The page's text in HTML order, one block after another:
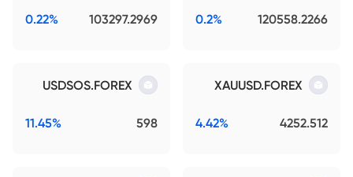
120558.2266
0.2%
103297.2969
0.22%
XAUUSD.FOREX
4252.512
4.42%
USDSOS.FOREX
598
11.45%